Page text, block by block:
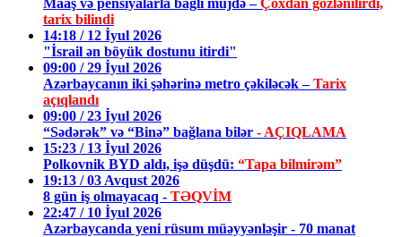
tarix bilindi
14:18 / 12 İyul 2026
"İsrail ən böyük dostunu itirdi"
09:00 / 29 İyul 2026
Azərbaycanın iki şəhərinə metro çəkiləcək –Tarix
açıqlandı
09:00 / 23 İyul 2026
“Sədərək” və “Binə” bağlana bilər - AÇIQLAMA
15:23 / 13 İyul 2026
Polkovnik BYD aldı, işə düşdü: “Tapa bilmirəm”
19:13 / 03 Avqust 2026
8 gün iş olmayacaq - TƏQVİM
22:47 / 10 İyul 2026
Azərbaycanda yeni rüsum müəyyənləşir - 70 manat